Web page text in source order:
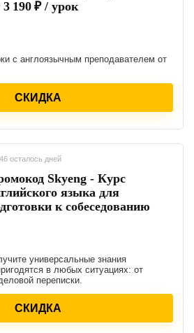
3 190 ₽ / урок
с англоязычным преподавателем от
СКИДКА
осталось дней
Skyeng - Курс
языка для
к собеседованию
универсальные знания
в любых ситуациях: от
переписки.
СКИДКА